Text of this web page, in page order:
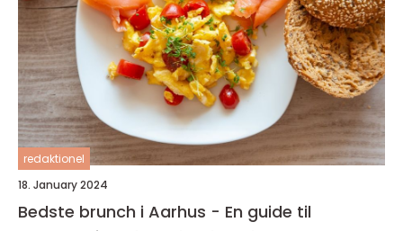
redaktionel
18. January 2024
Bedste brunch i Aarhus - En guide til